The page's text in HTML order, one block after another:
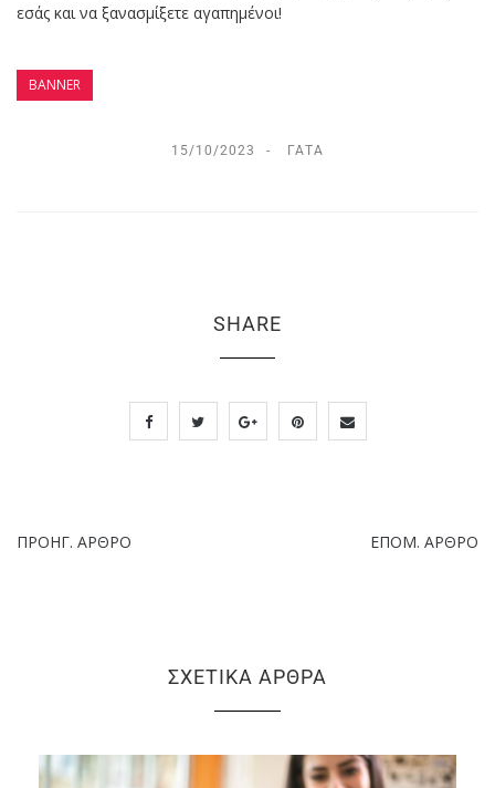
εσάς και να ξανασμίξετε αγαπημένοι!
BANNER
15/10/2023 ΓΆΤΑ
SHARE
ΠΡΟΗΓ. ΆΡΘΡΟ ΕΠΌΜ. ΆΡΘΡΟ
ΣΧΕΤΙΚΆ ΆΡΘΡΑ